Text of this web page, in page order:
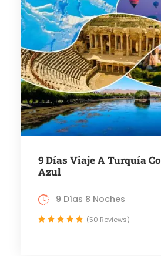
9 Días Viaje A Turquía
Azul
9 Días 8 Noches
(50 Reviews)